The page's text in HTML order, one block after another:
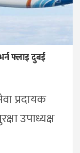
फ्लाइ दुबई
प्रदायक
उपाध्यक्ष